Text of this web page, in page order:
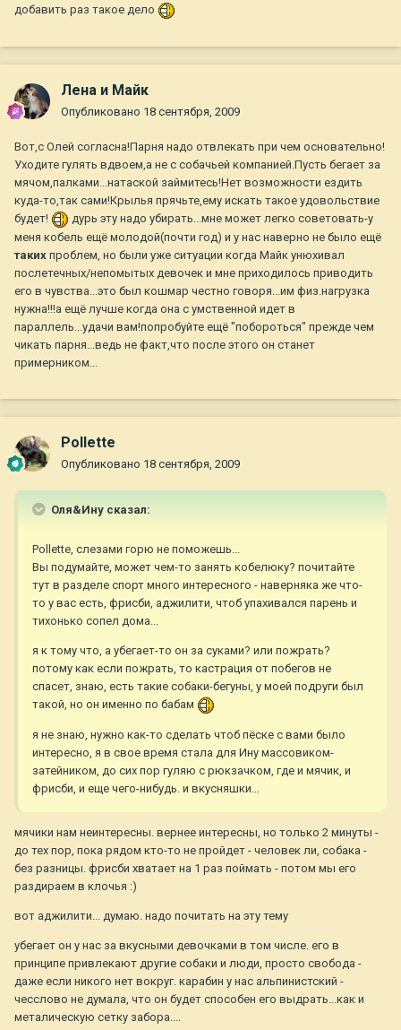
добавить раз такое дело
Лена и Майк
Опубликовано 18 сентября, 2009
Вот,с Олей согласна!Парня надо отвлекать при чем основательно!
Уходите гулять вдвоем,а не с собачьей компанией.Пусть бегает за
мячом,палками...натаской займитесь!Нет возможности ездить
куда-то,так сами!Крылья прячьте,ему искать такое удовольствие
будет!
дурь эту надо убирать...мне может легко советовать-у
меня кобель ещё молодой(почти год) и у нас наверно не было ещё
таких проблем, но были уже ситуации когда Майк унюхивал
послетечных/непомытых девочек и мне приходилось приводить
его в чувства...это был кошмар честно говоря...им физ.нагрузка
нужна!!!а ещё лучше когда она с умственной идет в
параллель...удачи вам!попробуйте ещё "побороться" прежде чем
чикать парня...ведь не факт,что после этого он станет
примерником...
Pollette
Опубликовано 18 сентября, 2009
Оля&Ину сказал:
Pollette, слезами горю не поможешь...
Вы подумайте, может чем-то занять кобелюку? почитайте
тут в разделе спорт много интересного - наверняка же что-
то у вас есть, фрисби, аджилити, чтоб упахивался парень и
тихонько сопел дома...
я к тому что, а убегает-то он за суками? или пожрать?
потому как если пожрать, то кастрация от побегов не
спасет, знаю, есть такие собаки-бегуны, у моей подруги был
такой, но он именно по бабам
я не знаю, нужно как-то сделать чтоб пёске с вами было
интересно, я в свое время стала для Ину массовиком-
затейником, до сих пор гуляю с рюкзачком, где и мячик, и
фрисби, и еще чего-нибудь. и вкусняшки...
мячики нам неинтересны. вернее интересны, но только 2 минуты -
до тех пор, пока рядом кто-то не пройдет - человек ли, собака -
без разницы. фрисби хватает на 1 раз поймать - потом мы его
раздираем в клочья :)
вот аджилити... думаю. надо почитать на эту тему
убегает он у нас за вкусными девочками в том числе. его в
принципе привлекают другие собаки и люди, просто свобода -
даже если никого нет вокруг. карабин у нас альпинистский -
чесслово не думала, что он будет способен его выдрать...как и
металическую сетку забора....